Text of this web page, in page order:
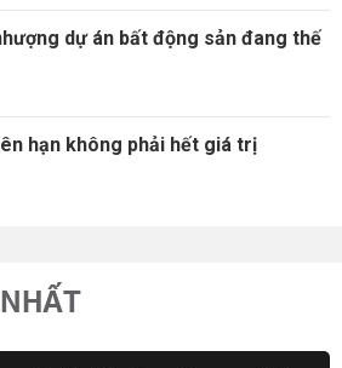
dự án bất động sản đang thế
hạn không phải hết giá trị